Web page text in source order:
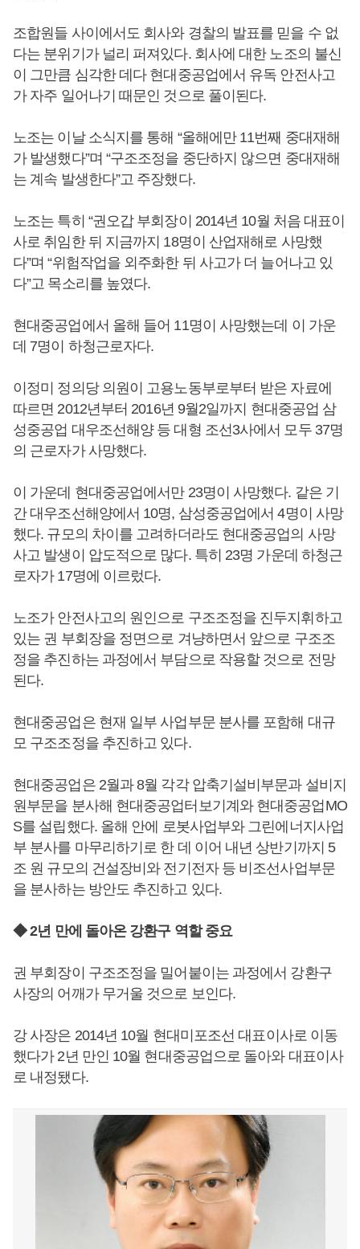
조합원들 사이에서도 회사와 경찰의 발표를 믿을 수 없
다는 분위기가 널리 퍼져있다. 회사에 대한 노조의 불신
이 그만큼 심각한 데다 현대중공업에서 유독 안전사고
가 자주 일어나기 때문인 것으로 풀이된다.
노조는 이날 소식지를 통해 “올해에만 11번째 중대재해
가 발생했다”며 “구조조정을 중단하지 않으면 중대재해
는 계속 발생한다”고 주장했다.
노조는 특히 “권오갑 부회장이 2014년 10월 처음 대표이
사로 취임한 뒤 지금까지 18명이 산업재해로 사망했
다”며 “위험작업을 외주화한 뒤 사고가 더 늘어나고 있
다”고 목소리를 높였다.
현대중공업에서 올해 들어 11명이 사망했는데 이 가운
데 7명이 하청근로자다.
이정미 정의당 의원이 고용노동부로부터 받은 자료에
따르면 2012년부터 2016년 9월2일까지 현대중공업 삼
성중공업 대우조선해양 등 대형 조선3사에서 모두 37명
의 근로자가 사망했다.
이 가운데 현대중공업에서만 23명이 사망했다. 같은 기
간 대우조선해양에서 10명, 삼성중공업에서 4명이 사망
했다. 규모의 차이를 고려하더라도 현대중공업의 사망
사고 발생이 압도적으로 많다. 특히 23명 가운데 하청근
로자가 17명에 이르렀다.
노조가 안전사고의 원인으로 구조조정을 진두지휘하고
있는 권 부회장을 정면으로 겨냥하면서 앞으로 구조조
정을 추진하는 과정에서 부담으로 작용할 것으로 전망
된다.
현대중공업은 현재 일부 사업부문 분사를 포함해 대규
모 구조조정을 추진하고 있다.
현대중공업은 2월과 8월 각각 압축기설비부문과 설비지
원부문을 분사해 현대중공업터보기계와 현대중공업MO
S를 설립했다. 올해 안에 로봇사업부와 그린에너지사업
부 분사를 마무리하기로 한 데 이어 내년 상반기까지 5
조 원 규모의 건설장비와 전기전자 등 비조선사업부문
을 분사하는 방안도 추진하고 있다.
◆ 2년 만에 돌아온 강환구 역할 중요
권 부회장이 구조조정을 밀어붙이는 과정에서 강환구
사장의 어깨가 무거울 것으로 보인다.
강 사장은 2014년 10월 현대미포조선 대표이사로 이동
했다가 2년 만인 10월 현대중공업으로 돌아와 대표이사
로 내정됐다.